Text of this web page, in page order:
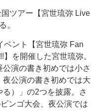
ツアー【宮世琉弥 Live
。
ント【宮世琉弥 Fan
を開催した宮世琉弥。
演の書き初めでは小さ
公演の書き初めでは大
）」の2つを披露。さ
ンゴ大会、夜公演では